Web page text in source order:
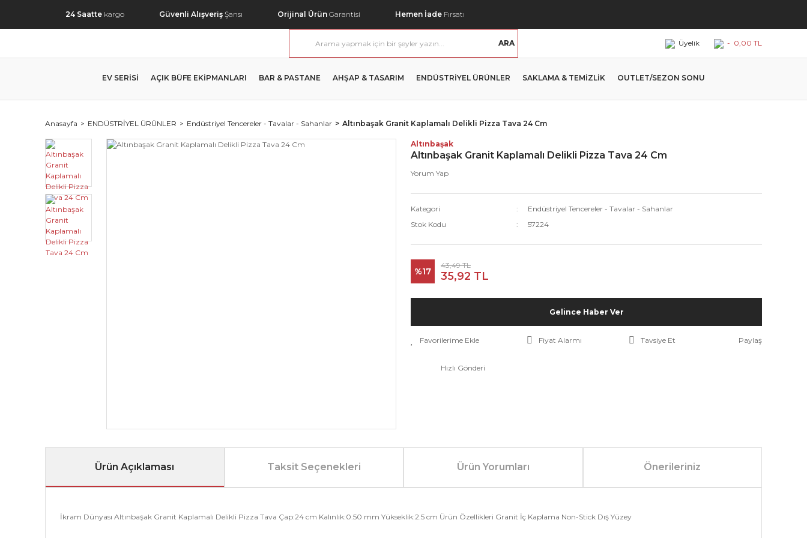
24 Saatte kargo Güvenli Alışveriş Şansı Orijinal Ürün Garantisi Hemen İade Fırsatı
ARA Üyelik - 0,00 TL
EV SERİSİ AÇIK BÜFE EKİPMANLARI BAR & PASTANE AHŞAP & TASARIM ENDÜSTRİYEL ÜRÜNLER SAKLAMA & TEMİZLİK OUTLET/SEZON SONU
Anasayfa ENDÜSTRİYEL ÜRÜNLER Endüstriyel Tencereler - Tavalar - Sahanlar Altınbaşak Granit Kaplamalı Delikli Pizza Tava 24 Cm
Altınbaşak
Altınbaşak Granit Kaplamalı Delikli Pizza Tava 24 Cm
Yorum Yap
Kategori
Endüstriyel Tencereler - Tavalar - Sahanlar
Stok Kodu
57224
%17
43,49 TL
35,92 TL
Gelince Haber Ver
Fiyat Alarmı Tavsiye Et Paylaş
Hızlı Gönderi
Ürün Açıklaması Taksit Seçenekleri Ürün Yorumları Önerileriniz
İkram Dünyası Altınbaşak Granit Kaplamalı Delikli Pizza Tava Çap:24 cm Kalınlık:0.50 mm Yükseklik:2.5 cm Ürün Özellikleri Granit İç Kaplama Non-Stick Dış Yüzey